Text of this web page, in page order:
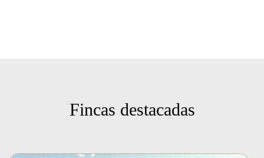
Fincas destacadas